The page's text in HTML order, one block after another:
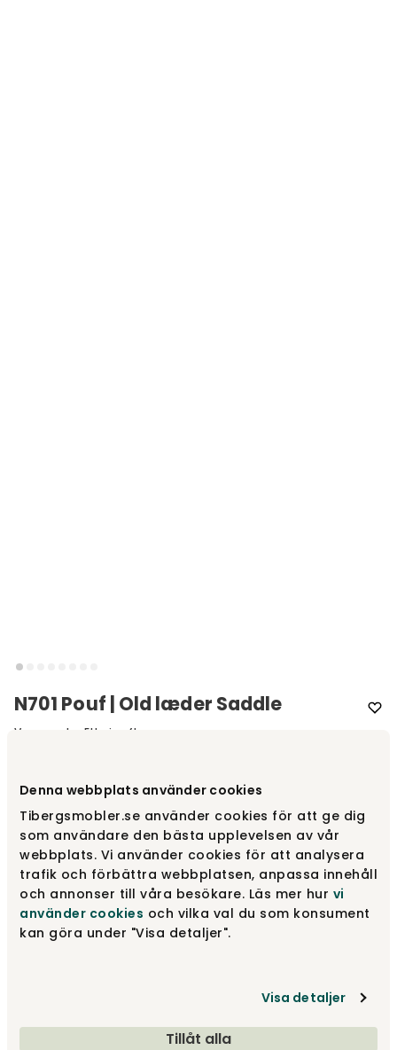
Denna webbplats använder cookies
Tibergsmobler.se använder cookies för att ge dig
som användare den bästa upplevelsen av vår
webbplats. Vi använder cookies för att analysera
trafik och förbättra webbplatsen, anpassa innehåll
och annonser till våra besökare. Läs mer hur vi
använder cookies och vilka val du som konsument
kan göra under "Visa detaljer".
Visa detaljer
Tillåt alla
N701 Pouf | Old læder Saddle
Varemærke Ethnicraft
Vælg udførelseLæder | Old Saddle
Læder | Old Saddle
Stof | Grey 4 900 kr
4 900 kr
Vis flere +5